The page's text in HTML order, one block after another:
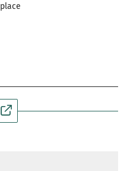
place